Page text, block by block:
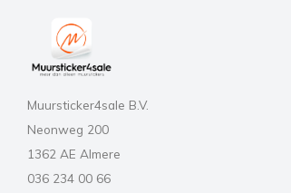
Muursticker4sale B.V.
Neonweg 200
1362 AE Almere
036 234 00 66